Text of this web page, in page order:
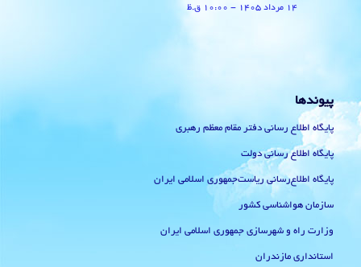
14 مرداد 1405 - 10:00 ق.ظ
پیوندها
پایگاه اطلاع رسانی دفتر مقام معظم رهبری
پایگاه اطلاع رسانی دولت
پایگاه اطلاع‌رسانی ریاست‌جمهوری اسلامی ایران
سازمان هواشناسی کشور
وزارت راه و شهرسازی جمهوری اسلامی ایران
استانداری مازندران